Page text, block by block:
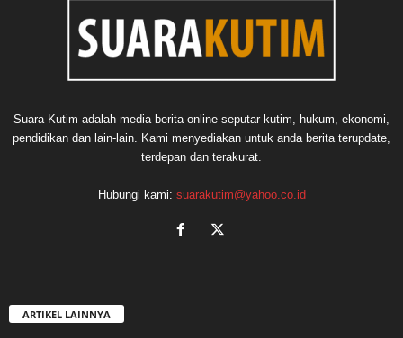
Suara Kutim adalah media berita online seputar kutim, hukum, ekonomi,
pendidikan dan lain-lain. Kami menyediakan untuk anda berita terupdate,
terdepan dan terakurat.
Hubungi kami: suarakutim@yahoo.co.id
ARTIKEL LAINNYA